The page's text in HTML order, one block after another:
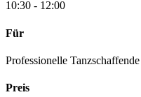
10:30 - 12:00
Für
Professionelle Tanzschaffende
Preis